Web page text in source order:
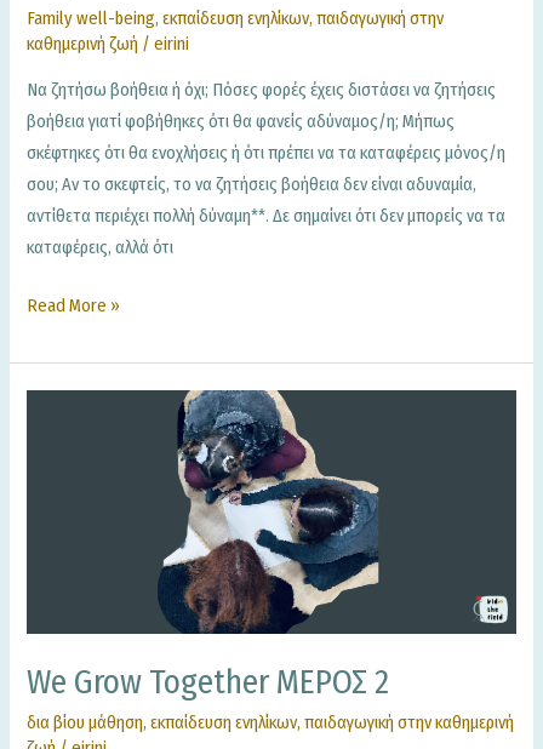
Family well-being,εκπαίδευση ενηλίκων,παιδαγωγική στην
καθημερινή ζωή /eirini
Να ζητήσω βοήθεια ή όχι; Πόσες φορές έχεις διστάσει να ζητήσεις
βοήθεια γιατί φοβήθηκες ότι θα φανείς αδύναμος/η; Μήπως
σκέφτηκες ότι θα ενοχλήσεις ή ότι πρέπει να τα καταφέρεις μόνος/η
σου; Αν το σκεφτείς, το να ζητήσεις βοήθεια δεν είναι αδυναμία,
αντίθετα περιέχει πολλή δύναμη**. Δε σημαίνει ότι δεν μπορείς να τα
καταφέρεις, αλλά ότι
Read More »
We Grow Together MΕΡΟΣ 2
δια βίου μάθηση,εκπαίδευση ενηλίκων,παιδαγωγική στην καθημερινή